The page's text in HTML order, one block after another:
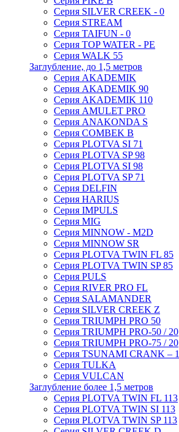
Серия SILVER CREEK - 0
Серия STREAM
Серия TAIFUN - 0
Серия TOP WATER - PE
Серия WALK 55
Заглубление, до 1,5 метров
Серия AKADEMIK
Серия AKADEMIK 90
Серия AKADEMIK 110
Серия AMULET PRO
Серия ANAKONDA S
Серия COMBEK B
Серия PLOTVA SI 71
Серия PLOTVA SP 98
Серия PLOTVA SI 98
Серия PLOTVA SP 71
Серия DELFIN
Серия HARIUS
Серия IMPULS
Серия MIG
Серия MINNOW - M2D
Серия MINNOW SR
Серия PLOTVA TWIN FL 85
Серия PLOTVA TWIN SP 85
Серия PULS
Серия RIVER PRO FL
Серия SALAMANDER
Серия SILVER CREEK Z
Серия TRIUMPH PRO 50
Серия TRIUMPH PRO-50 / 20
Серия TRIUMPH PRO-75 / 20
Серия TSUNAMI CRANK – 1
Серия TULKA
Серия VULCAN
Заглубление более 1,5 метров
Серия PLOTVA TWIN FL 113
Серия PLOTVA TWIN SI 113
Серия PLOTVA TWIN SP 113